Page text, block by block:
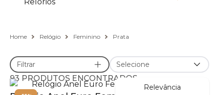
Home Relógio Feminino Prata
Filtrar Selecione
Relevância
93 PRODUTOS ENCONTRADOS